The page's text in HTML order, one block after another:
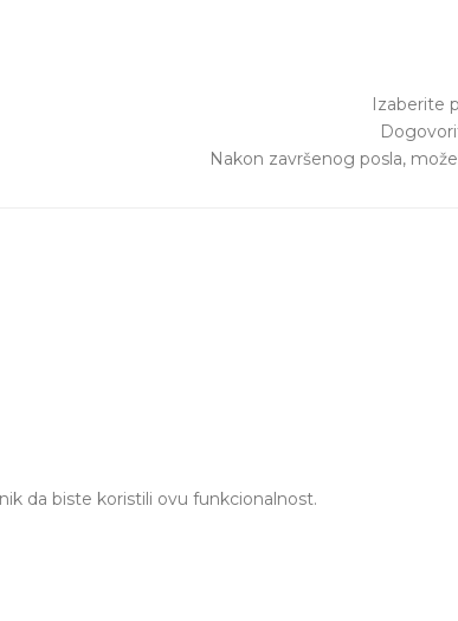
Izaberite
Nakon završenog posla,
da biste koristili ovu funkcionalnost.